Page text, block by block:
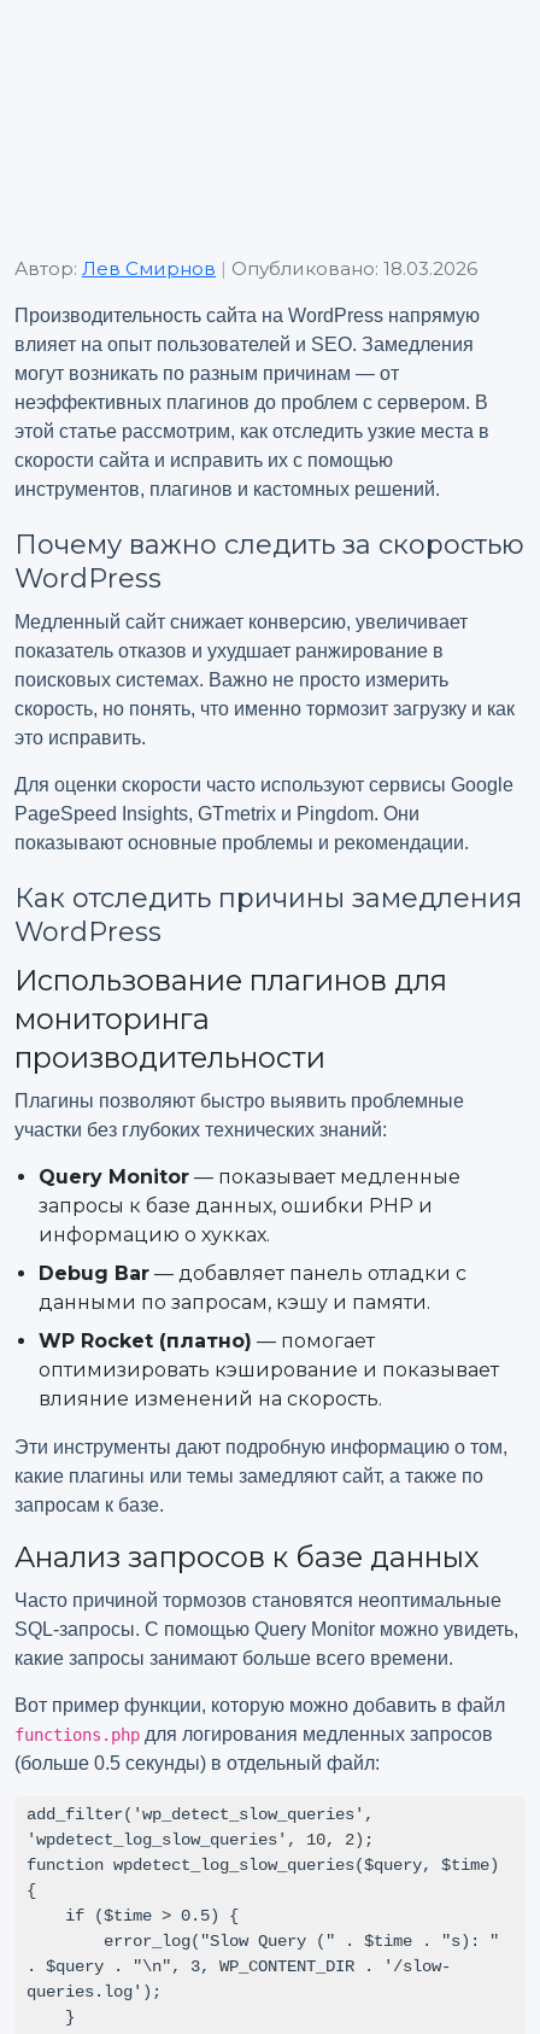
Автор: Лев Смирнов | Опубликовано: 18.03.2026
Производительность сайта на WordPress напрямую
влияет на опыт пользователей и SEO. Замедления
могут возникать по разным причинам — от
неэффективных плагинов до проблем с сервером. В
этой статье рассмотрим, как отследить узкие места в
скорости сайта и исправить их с помощью
инструментов, плагинов и кастомных решений.
Почему важно следить за скоростью
WordPress
Медленный сайт снижает конверсию, увеличивает
показатель отказов и ухудшает ранжирование в
поисковых системах. Важно не просто измерить
скорость, но понять, что именно тормозит загрузку и как
это исправить.
Для оценки скорости часто используют сервисы Google
PageSpeed Insights, GTmetrix и Pingdom. Они
показывают основные проблемы и рекомендации.
Как отследить причины замедления
WordPress
Использование плагинов для
мониторинга
производительности
Плагины позволяют быстро выявить проблемные
участки без глубоких технических знаний:
Query Monitor — показывает медленные
запросы к базе данных, ошибки PHP и
информацию о хукках.
Debug Bar — добавляет панель отладки с
данными по запросам, кэшу и памяти.
WP Rocket (платно) — помогает
оптимизировать кэширование и показывает
влияние изменений на скорость.
Эти инструменты дают подробную информацию о том,
какие плагины или темы замедляют сайт, а также по
запросам к базе.
Анализ запросов к базе данных
Часто причиной тормозов становятся неоптимальные
SQL-запросы. С помощью Query Monitor можно увидеть,
какие запросы занимают больше всего времени.
Вот пример функции, которую можно добавить в файл
functions.php для логирования медленных запросов
(больше 0.5 секунды) в отдельный файл:
add_filter('wp_detect_slow_queries',
'wpdetect_log_slow_queries', 10, 2);
function wpdetect_log_slow_queries($query, $time)
{
. $query . "\n", 3, WP_CONTENT_DIR . '/slow-
queries.log');